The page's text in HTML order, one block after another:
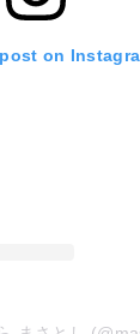
on